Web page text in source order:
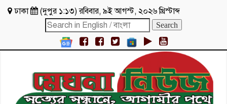
ঢাকা (দুপুর ১:১৩)রবিবার, ৯ই আগস্ট, ২০২৬ খ্রিস্টাব্দ